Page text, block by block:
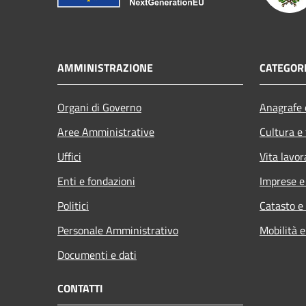
AMMINISTRAZIONE
Organi di Governo
Aree Amministrative
Uffici
Enti e fondazioni
Politici
Personale Amministrativo
Documenti e dati
Cultura
Vita
Imprese
Catasto
Mobilità
CONTATTI